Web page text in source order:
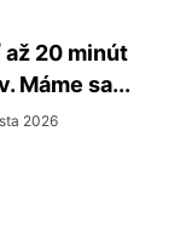
až 20 minút
Máme sa...
2026